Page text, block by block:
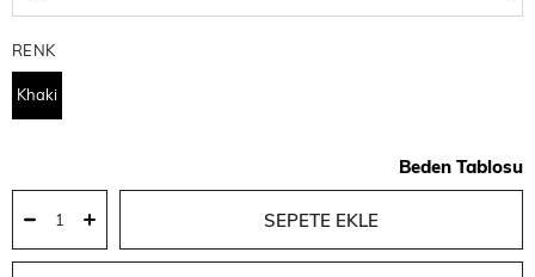
RENK
Khaki
Beden Tablosu